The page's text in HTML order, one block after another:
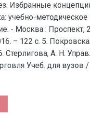
Избранные
учебно-
- Москва :
– 122 с. 5.
Стерлигова, А. Н.
Учеб. для